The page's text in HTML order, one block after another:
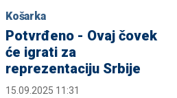
Košarka
Potvrđeno - Ovaj čovek
će igrati za
reprezentaciju Srbije
15.09.2025 11:31